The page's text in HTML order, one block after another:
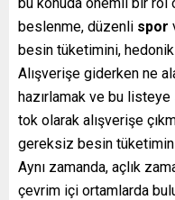
beslenme, düzenli spor
besin tüketimini, hedonik
Alışverişe giderken ne
hazırlamak ve bu listeye
tok olarak alışverişe
gereksiz besin
Aynı zamanda, açlık
çevrim içi ortamlarda